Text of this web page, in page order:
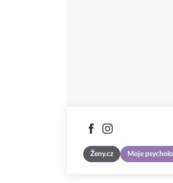
Ženy.cz Moje